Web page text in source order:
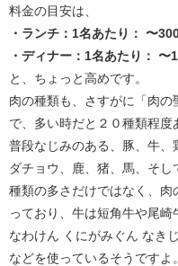
料金の目安は、
・ランチ：1名あたり： 〜
・ディナー：1名あたり：
と、ちょっと高めです。
肉の種類も、さすがに「肉
で、多い時だと２０種類程度
普段なじみのある、豚、牛、
ダチョウ、鹿、猪、馬、そし
種類の多さだけではなく、肉
っており、牛は短角牛や尾
なわけん くにがみぐん なき
などを使っているそうですよ。